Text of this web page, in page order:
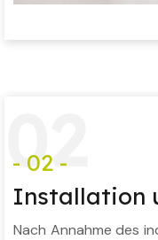
02
- 02 -
Installation
Nach Annahme des